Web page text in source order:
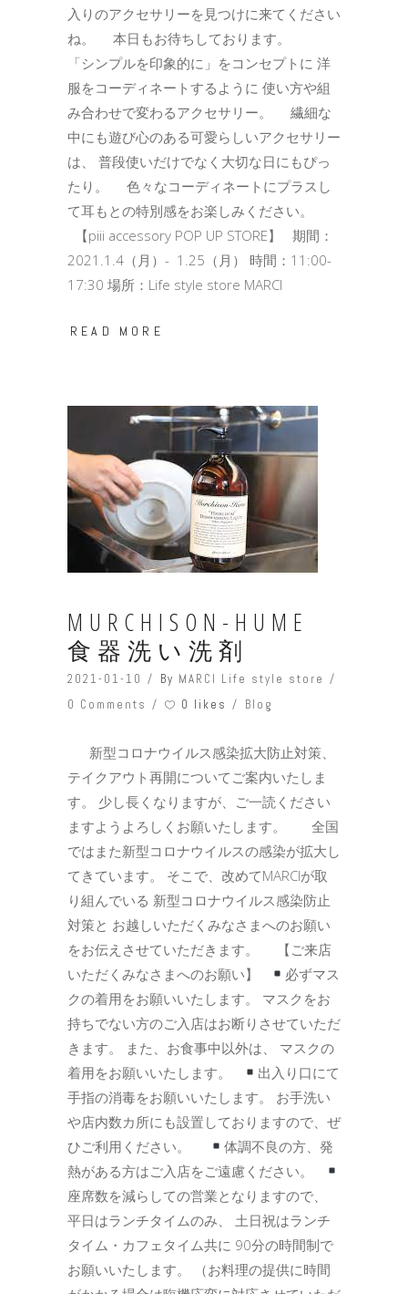
入りのアクセサリーを見つけに来てください
ね。 本日もお待ちしております。
「シンプルを印象的に」をコンセプトに 洋
服をコーディネートするように 使い方や組
み合わせで変わるアクセサリー。 繊細な
中にも遊び心のある可愛らしいアクセサリー
は、 普段使いだけでなく大切な日にもぴっ
たり。 色々なコーディネートにプラスし
て耳もとの特別感をお楽しみください。
【piii accessory POP UP STORE】 期間：
2021.1.4（月）- 1.25（月） 時間：11:00-
17:30 場所：Life style store MARCI
READ MORE
MURCHISON-HUME
食器洗い洗剤
2021-01-10 By MARCI Life style store
0 Comments
0 likes Blog
新型コロナウイルス感染拡大防止対策、
テイクアウト再開についてご案内いたしま
す。 少し長くなりますが、ご一読ください
ますようよろしくお願いたします。 全国
ではまた新型コロナウイルスの感染が拡大し
てきています。 そこで、改めてMARCIが取
り組んでいる 新型コロナウイルス感染防止
対策と お越しいただくみなさまへのお願い
をお伝えさせていただきます。 【ご来店
いただくみなさまへのお願い】
必ずマス
クの着用をお願いいたします。 マスクをお
持ちでない方のご入店はお断りさせていただ
きます。 また、お食事中以外は、 マスクの
着用をお願いいたします。
出入り口にて
手指の消毒をお願いいたします。 お手洗い
や店内数カ所にも設置しておりますので、ぜ
ひご利用ください。
体調不良の方、発
熱がある方はご入店をご遠慮ください。
座席数を減らしての営業となりますので、
平日はランチタイムのみ、 土日祝はランチ
タイム・カフェタイム共に 90分の時間制で
お願いいたします。 （お料理の提供に時間